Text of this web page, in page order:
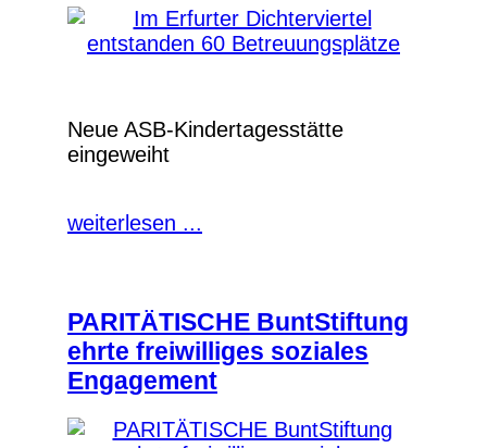
Neue ASB-Kindertagesstätte
eingeweiht
weiterlesen ...
PARITÄTISCHE BuntStiftung
ehrte freiwilliges soziales
Engagement